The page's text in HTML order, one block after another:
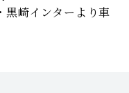
崎インターより車